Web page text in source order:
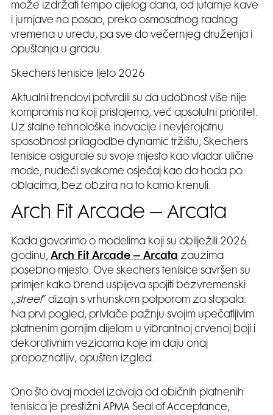
može izdržati tempo cijelog dana, od jutarnje kave
i jurnjave na posao, preko osmosatnog radnog
vremena u uredu, pa sve do večernjeg druženja i
opuštanja u gradu.
Skechers tenisice ljeto 2026
Aktualni trendovi potvrdili su da udobnost više nije
kompromis na koji pristajemo, već apsolutni prioritet.
Uz stalne tehnološke inovacije i nevjerojatnu
sposobnost prilagodbe dynamic tržištu, Skechers
tenisice osigurale su svoje mjesto kao vladar ulične
mode, nudeći svakome osjećaj kao da hoda po
oblacima, bez obzira na to kamo krenuli.
Arch Fit Arcade – Arcata
Kada govorimo o modelima koji su obilježili 2026.
godinu, Arch Fit Arcade – Arcata zauzima
posebno mjesto. Ove skechers tenisice savršen su
primjer kako brend uspijeva spojiti bezvremenski
,,street” dizajn s vrhunskom potporom za stopala.
Na prvi pogled, privlače pažnju svojim upečatljivim
platnenim gornjim dijelom u vibrantnoj crvenoj boji i
dekorativnim vezicama koje im daju onaj
prepoznatljiv, opušten izgled.
Ono što ovaj model izdvaja od običnih platnenih
tenisica je prestižni APMA Seal of Acceptance,